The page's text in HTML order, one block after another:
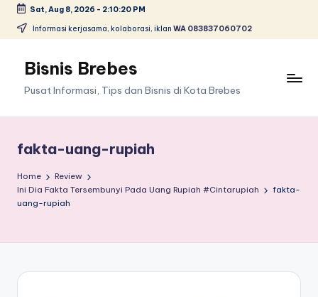
Skip
content
Sat, Aug 8, 2026 - 2:10:20 PM
Informasi kerjasama, kolaborasi, iklan WA 083837060702
Bisnis Brebes
Pusat Informasi, Tips dan Bisnis di Kota Brebes
fakta-uang-rupiah
Home
Review
Ini Dia Fakta Tersembunyi Pada Uang Rupiah #Cintarupiah
fakta-
uang-rupiah